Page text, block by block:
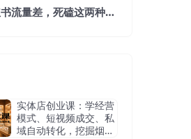
小红书流量差，死磕这两种笔记就好
实体店创业课：学经营
模式、短视频成交、私
域自动转化，挖掘烟酒